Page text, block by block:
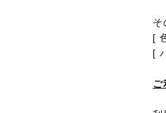
そ
[
[
ご